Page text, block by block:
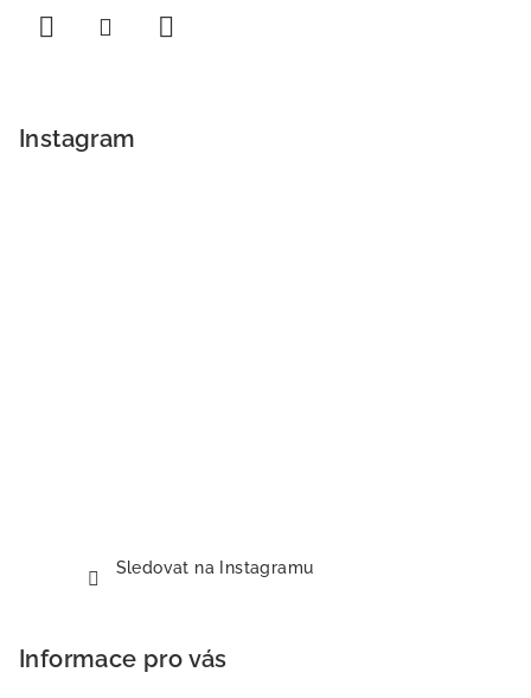
Instagram
Sledovat na Instagramu
Informace pro vás